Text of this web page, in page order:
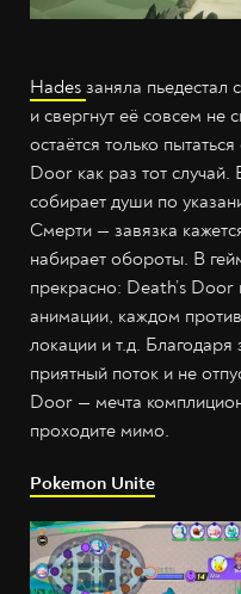
Hades заняла пьедестал
и свергнут её совсем не
остаётся только
Door как раз тот
собирает души по
Смерти — завязка
набирает обороты. В
прекрасно: Death’s
анимации, каждом
локации и т.д.
приятный поток и не
Door — мечта
проходите мимо.
Pokemon Unite